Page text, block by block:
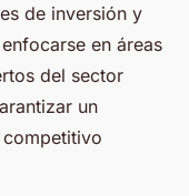
de inversión y
en áreas
del sector
un